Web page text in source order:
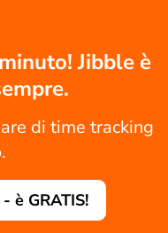
Jibble è
di time tracking
è GRATIS!